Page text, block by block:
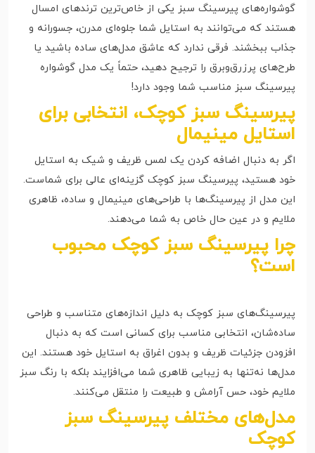
گوشواره‌های پیرسینگ سبز یکی از خاص‌ترین ترندهای امسال
هستند که می‌توانند به استایل شما جلوه‌ای مدرن، جسورانه و
جذاب ببخشند. فرقی ندارد که عاشق مدل‌های ساده باشید یا
طرح‌های پرزرق‌وبرق را ترجیح دهید، حتماً یک مدل گوشواره
پیرسینگ سبز مناسب شما وجود دارد!
پیرسینگ سبز کوچک، انتخابی برای
استایل مینیمال
اگر به دنبال اضافه کردن یک لمس ظریف و شیک به استایل
خود هستید، پیرسینگ سبز کوچک گزینه‌ای عالی برای شماست.
این مدل از پیرسینگ‌ها با طراحی‌های مینیمال و ساده، ظاهری
ملایم و در عین حال خاص به شما می‌دهند.
چرا پیرسینگ سبز کوچک محبوب
است؟
پیرسینگ‌های سبز کوچک به دلیل اندازه‌های متناسب و طراحی
ساده‌شان، انتخابی مناسب برای کسانی است که به دنبال
افزودن جزئیات ظریف و بدون اغراق به استایل خود هستند. این
مدل‌ها نه‌تنها به زیبایی ظاهری شما می‌افزایند بلکه با رنگ سبز
ملایم خود، حس آرامش و طبیعت را منتقل می‌کنند.
مدل‌های مختلف پیرسینگ سبز
کوچک